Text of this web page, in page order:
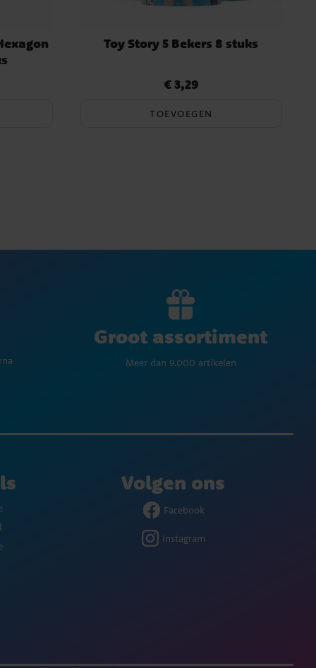
Toy Story 5 Bekers 8 stuks
Prijs:€ 3,29
€ 3,29
TOEVOEGEN
Groot assortiment
Meer dan 9.000 artikelen
Volgen ons
Facebook
Instagram